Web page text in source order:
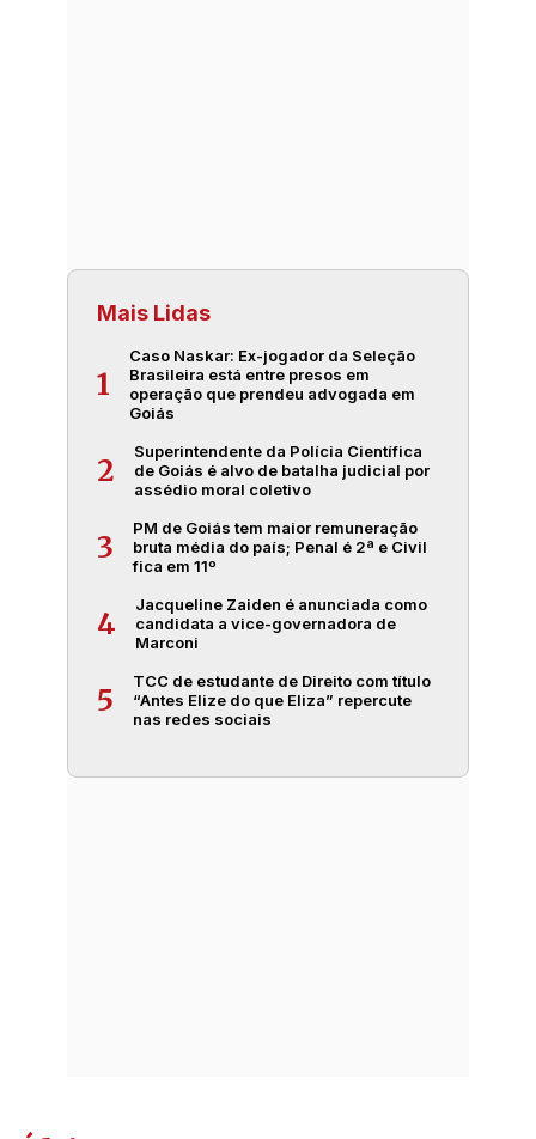
Mais Lidas
1
Caso Naskar: Ex-jogador da Seleção
Brasileira está entre presos em
operação que prendeu advogada em
Goiás
2
Superintendente da Polícia Científica
de Goiás é alvo de batalha judicial por
assédio moral coletivo
3
PM de Goiás tem maior remuneração
bruta média do país; Penal é 2ª e Civil
fica em 11º
4
Jacqueline Zaiden é anunciada como
candidata a vice-governadora de
Marconi
5
TCC de estudante de Direito com título
“Antes Elize do que Eliza” repercute
nas redes sociais